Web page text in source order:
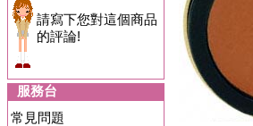
請寫下您對這個商品
的評論!
服務台
常見問題